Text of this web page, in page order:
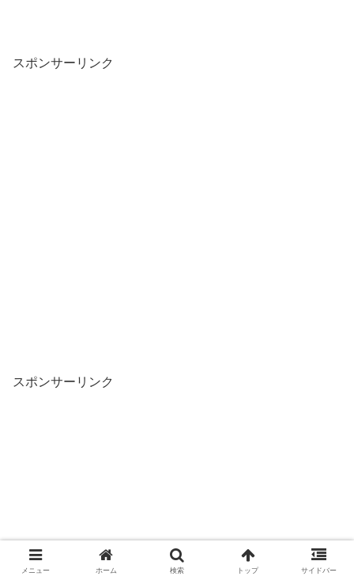
スポンサーリンク
スポンサーリンク
メニュー ホーム 検索 トップ サイドバー